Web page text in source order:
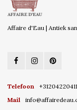
Affaire d'Eau | Antiek
Telefoon
+31204220411
Mail